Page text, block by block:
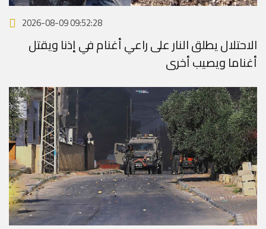
2026-08-09 09:52:28
الاحتلال يطلق النار على راعي أغنام في إذنا ويقتل
أغناما ويصيب أخرى